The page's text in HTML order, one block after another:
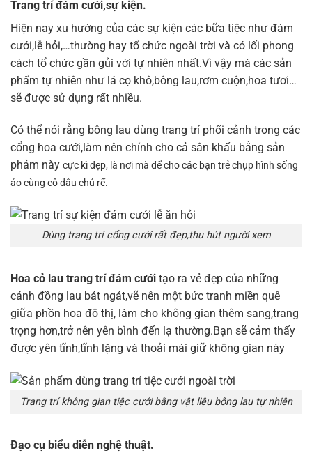
Trang trí đám cưới,sự kiện.
Hiện nay xu hướng của các sự kiện các bữa tiệc như đám
cưới,lễ hỏi,…thường hay tổ chức ngoài trời và có lối phong
cách tổ chức gần gủi với tự nhiên nhất.Vì vậy mà các sản
phẩm tự nhiên như lá cọ khô,bông lau,rơm cuộn,hoa tươi…
sẽ được sử dụng rất nhiều.
Có thể nói rằng bông lau dùng trang trí phối cảnh trong các
cổng hoa cưới,làm nên chính cho cả sân khấu bằng sản
phảm này cực kì đẹp, là nơi mà để cho các bạn trẻ chụp hình sống
ảo cùng cô dâu chú rể.
Dùng trang trí cổng cưới rất đẹp,thu hút người xem
Hoa cỏ lau trang trí đám cưới tạo ra vẻ đẹp của những
cánh đồng lau bát ngát,vẽ nên một bức tranh miền quê
giữa phồn hoa đô thị, làm cho không gian thêm sang,trang
trọng hơn,trở nên yên bình đến lạ thường.Bạn sẽ cảm thấy
được yên tĩnh,tĩnh lặng và thoải mái giữ không gian này
Trang trí không gian tiệc cưới bằng vật liệu bông lau tự nhiên
Đạo cụ biểu diễn nghệ thuật.